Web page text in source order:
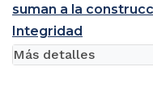
suman a la
Integridad
Más detalles